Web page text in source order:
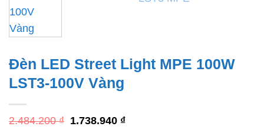
Đèn LED Street Light MPE 100W
LST3-100V Vàng
2.484.200₫ Giá
1.738.940 ₫Giá